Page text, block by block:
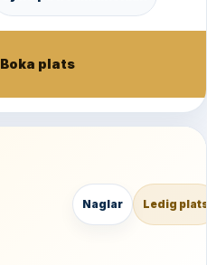
Boka plats
Naglar Ledig